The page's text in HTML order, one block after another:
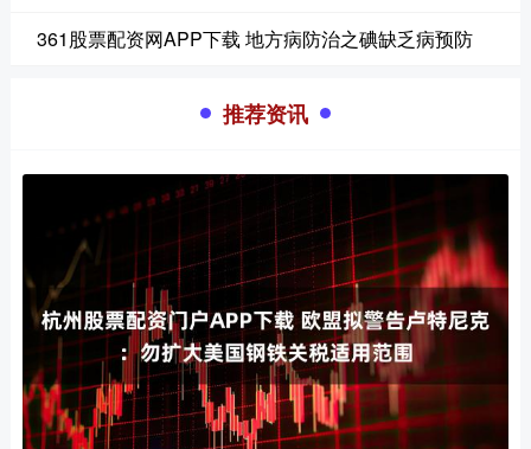
361股票配资网APP下载 地方病防治之碘缺乏病预防
推荐资讯